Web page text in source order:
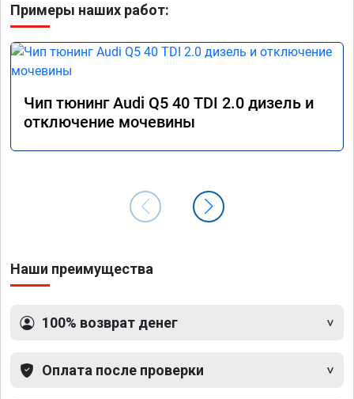
Примеры наших работ:
Чип тюнинг Audi Q5 40 TDI 2.0 дизель и
отключение мочевины
Наши преимущества
100% возврат денег
Оплата после проверки